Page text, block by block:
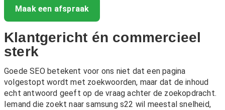
Maak een afspraak
Klantgericht én commercieel
sterk
Goede SEO betekent voor ons niet dat een pagina
volgestopt wordt met zoekwoorden, maar dat de inhoud
echt antwoord geeft op de vraag achter de zoekopdracht.
Iemand die zoekt naar samsung s22 wil meestal snelheid,